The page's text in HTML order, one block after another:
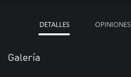
DETALLES OPINIONES
Galería